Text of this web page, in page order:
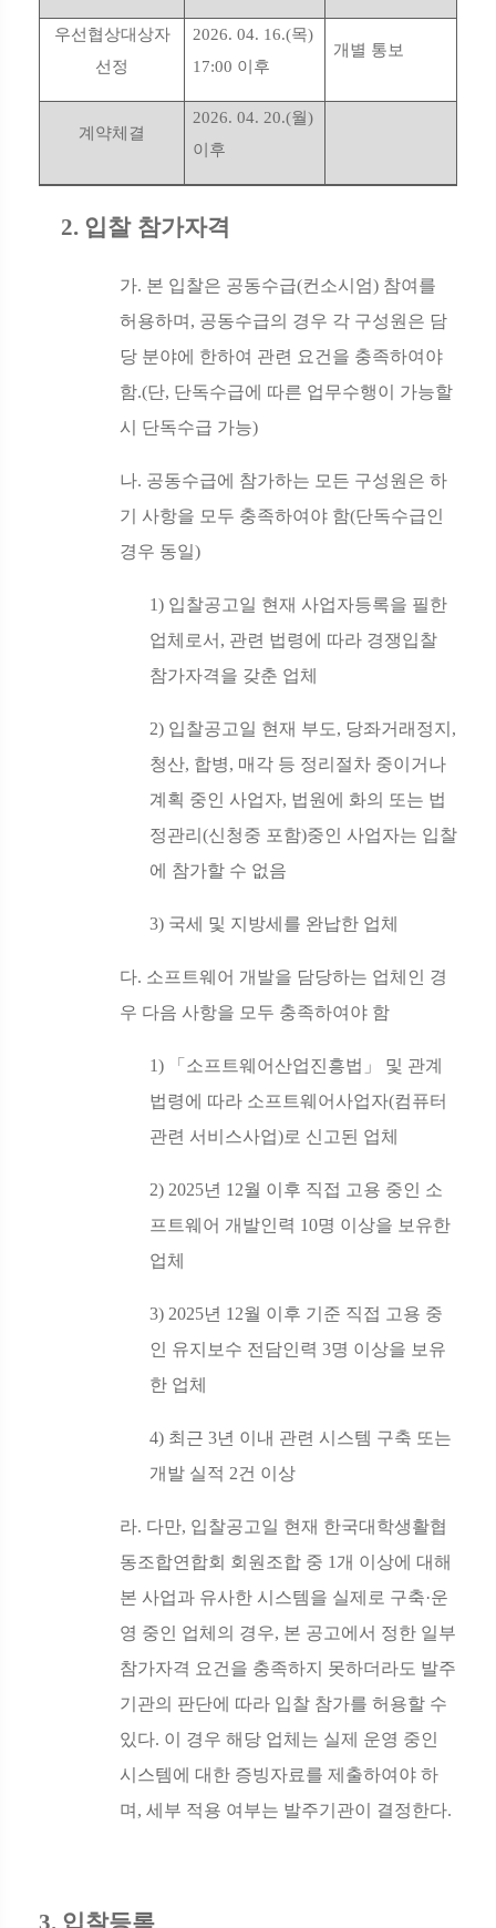
우선협상대상자
선정
2026. 04. 16.(목)
17:00 이후
개별 통보
계약체결
2026. 04. 20.(월)
이후
2. 입찰 참가자격
가. 본 입찰은 공동수급(컨소시엄) 참여를
허용하며 , 공동수급의 경우 각 구성원은 담
당 분야에 한하여 관련 요건을 충족하여야
함.(단, 단독수급에 따른 업무수행이 가능할
시 단독수급 가능)
나. 공동수급에 참가하는 모든 구성원은 하
기 사항을 모두 충족하여야 함(단독수급인
경우 동일)
1) 입찰공고일 현재 사업자등록을 필한
업체로서 , 관련 법령에 따라 경쟁입찰
참가자격을 갖춘 업체
2) 입찰공고일 현재 부도, 당좌거래정지 ,
청산, 합병, 매각 등 정리절차 중이거나
계획 중인 사업자, 법원에 화의 또는 법
정관리 (신청중 포함)중인 사업자는 입찰
에 참가할 수 없음
3) 국세 및 지방세를 완납한 업체
다. 소프트웨어 개발을 담당하는 업체인 경
우 다음 사항을 모두 충족하여야 함
1) 「 소프트웨어산업진흥법 」 및 관계
법령에 따라 소프트웨어사업자(컴퓨터
관련 서비스사업)로 신고된 업체
2) 2025년 12월 이후 직접 고용 중인 소
프트웨어 개발인력 10명 이상을 보유한
업체
3) 2025년 12월 이후 기준 직접 고용 중
인 유지보수 전담인력 3명 이상을 보유
한 업체
4) 최근 3년 이내 관련 시스템 구축 또는
개발 실적 2건 이상
라. 다만, 입찰공고일 현재 한국대학생활협
동조합연합회 회원조합 중 1 개 이상에 대해
본 사업과 유사한 시스템을 실제로 구축·운
영 중인 업체의 경우, 본 공고에서 정한 일부
참가자격 요건을 충족하지 못하더라도 발주
기관의 판단에 따라 입찰 참가를 허용할 수
있다. 이 경우 해당 업체는 실제 운영 중인
시스템에 대한 증빙자료를 제출하여야 하
며 ,세부 적용 여부는 발주기관이 결정한다.
3. 입찰등록